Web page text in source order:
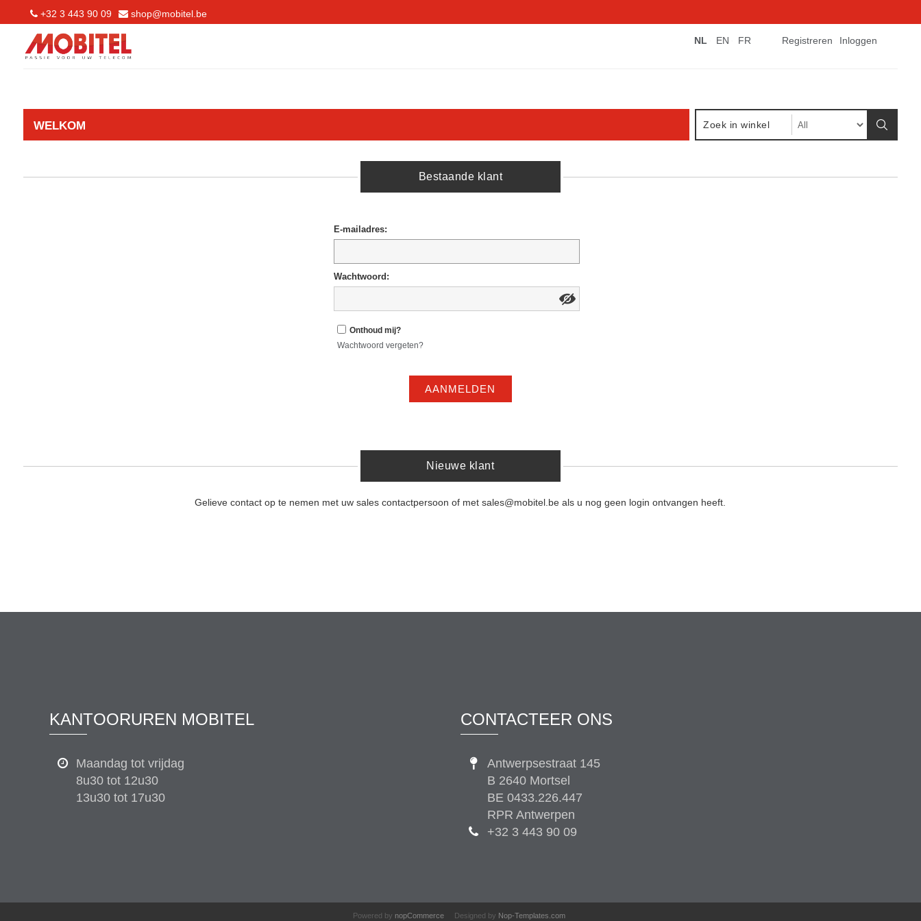
+32 3 443 90 09 shop@mobitel.be
Registreren Inloggen
NL EN FR
WELKOM
Bestaande klant
E-mailadres:
Wachtwoord:
Onthoud mij?
Wachtwoord vergeten?
AANMELDEN
Nieuwe klant
Gelieve contact op te nemen met uw sales contactpersoon of met sales@mobitel.be als u nog geen login ontvangen heeft.
KANTOORUREN MOBITEL
Maandag tot vrijdag
8u30 tot 12u30
13u30 tot 17u30
CONTACTEER ONS
Antwerpsestraat 145
B 2640 Mortsel
BE 0433.226.447
RPR Antwerpen
+32 3 443 90 09
Powered by nopCommerce Designed by Nop-Templates.com